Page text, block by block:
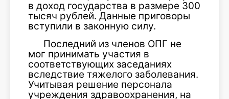
в доход государства в размере 300
тысяч рублей. Данные приговоры
вступили в законную силу.
Последний из членов ОПГ не
мог принимать участия в
соответствующих заседаниях
вследствие тяжелого заболевания.
Учитывая решение персонала
учреждения здравоохранения, на